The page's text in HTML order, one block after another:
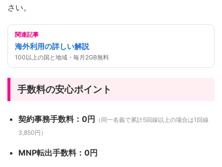
さい。
関連記事
海外利用の詳しい解説
100以上の国と地域・毎月2GB無料
手数料の安心ポイント
契約事務手数料：0円
（同一名義で累計5回線以上の場合は1回線
3,850円）
MNP転出手数料：0円